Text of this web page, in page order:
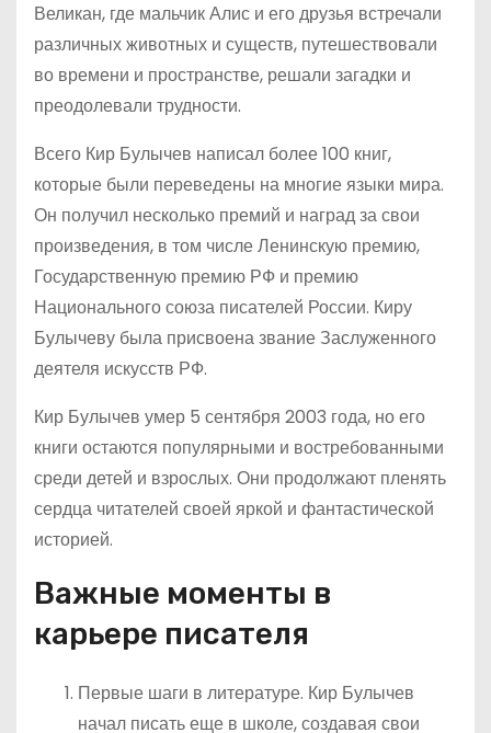
Великан, где мальчик Алис и его друзья встречали
различных животных и существ, путешествовали
во времени и пространстве, решали загадки и
преодолевали трудности.
Всего Кир Булычев написал более 100 книг,
которые были переведены на многие языки мира.
Он получил несколько премий и наград за свои
произведения, в том числе Ленинскую премию,
Государственную премию РФ и премию
Национального союза писателей России. Киру
Булычеву была присвоена звание Заслуженного
деятеля искусств РФ.
Кир Булычев умер 5 сентября 2003 года, но его
книги остаются популярными и востребованными
среди детей и взрослых. Они продолжают пленять
сердца читателей своей яркой и фантастической
историей.
Важные моменты в
карьере писателя
Первые шаги в литературе. Кир Булычев
начал писать еще в школе, создавая свои